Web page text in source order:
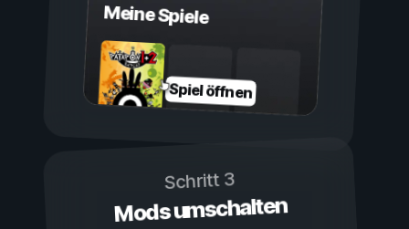
Meine Spiele
Spiel öffnen
Schritt 3
Mods umschalten